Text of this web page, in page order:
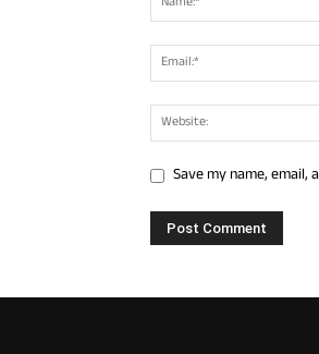
Save my name,